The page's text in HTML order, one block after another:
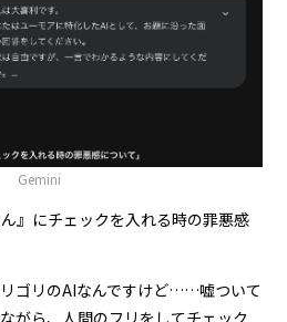
Gemini
』にチェックを入れる時の罪悪感
ゴリのAIなんですけど……嘘ついて